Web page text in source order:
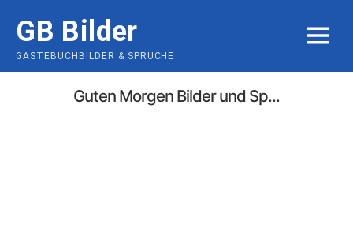
content
GB Bilder
GÄSTEBUCHBILDER & SPRÜCHE
MENU
Guten Morgen Bilder und Sp...